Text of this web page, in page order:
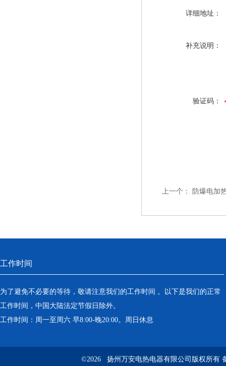
详细地址：
补充说明：
验证码：
上一个： 防爆电加
工作时间
为了避免不必要的等待，敬请注意我们的工作时间 。以下是我们的正常
工作时间，中国大陆法定节假日除外。
工作时间：周一至周六 早8:00-晚20:00。周日休息
©2026 扬州万安电热电器有限公司版权所有